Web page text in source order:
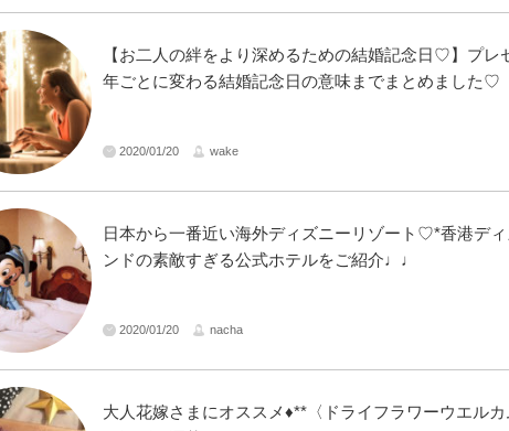
【お二人の絆をより深めるための結婚記念日♡】プレ
年ごとに変わる結婚記念日の意味までまとめました♡
2020/01/20 wake
日本から一番近い海外ディズニーリゾート♡*香港ディ
ンドの素敵すぎる公式ホテルをご紹介♩♩
2020/01/20 nacha
大人花嫁さまにオススメ♦︎**〈ドライフラワーウエルカ